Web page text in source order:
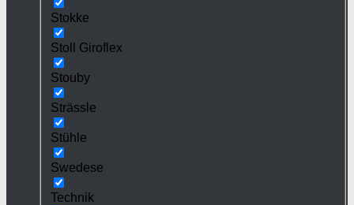
Stokke
Stoll Giroflex
Stouby
Strässle
Stühle
Swedese
Technik